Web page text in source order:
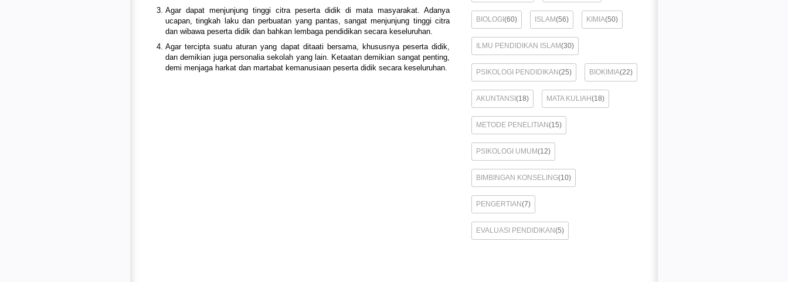
Agar dapat menjunjung tinggi citra peserta didik di mata masyarakat. Adanya
ucapan, tingkah laku dan perbuatan yang pantas, sangat menjunjung tinggi citra
dan wibawa peserta didik dan bahkan lembaga pendidikan secara keseluruhan.
Agar tercipta suatu aturan yang dapat ditaati bersama, khususnya peserta didik,
dan demikian juga personalia sekolah yang lain. Ketaatan demikian sangat penting,
demi menjaga harkat dan martabat kemanusiaan peserta didik secara keseluruhan.
BIOLOGI(60) ISLAM(56) KIMIA(50)
ILMU PENDIDIKAN ISLAM(30)
PSIKOLOGI PENDIDIKAN(25) BIOKIMIA(22)
AKUNTANSI(18) MATA KULIAH(18)
METODE PENELITIAN(15)
PSIKOLOGI UMUM(12)
BIMBINGAN KONSELING(10)
PENGERTIAN(7)
EVALUASI PENDIDIKAN(5)